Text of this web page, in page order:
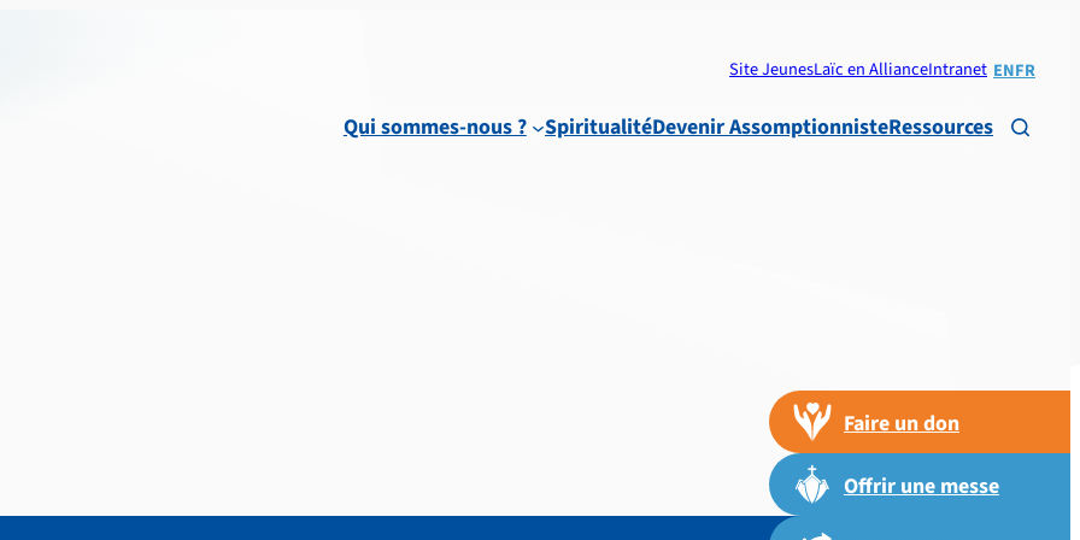
Site JeunesLaïc en AllianceIntranet ENFR
Qui sommes-nous ? SpiritualitéDevenir AssomptionnisteRessources 
Faire un don
Offrir une messe